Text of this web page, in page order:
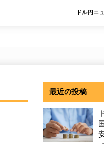
ドル円ニ
最近の投稿